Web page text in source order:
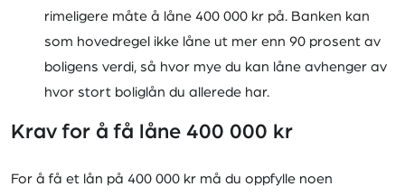
rimeligere måte å låne 400 000 kr på. Banken kan
som hovedregel ikke låne ut mer enn 90 prosent av
boligens verdi, så hvor mye du kan låne avhenger av
hvor stort boliglån du allerede har.
Krav for å få låne 400 000 kr
For å få et lån på 400 000 kr må du oppfylle noen